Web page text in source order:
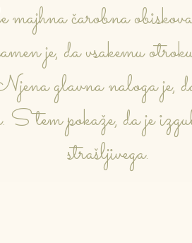
čarobna
je, da vsakemu
glavna naloga je,
S tem pokaže, da je
strašljivega.